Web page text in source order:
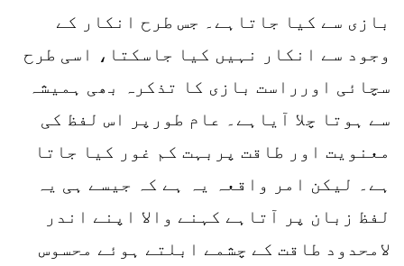
بازی سے کیا جاتاہے۔ جس طرح انکار کے
وجود سے انکار نہیں کیا جاسکتا، اسی طرح
سچائی اورراست بازی کا تذکرہ بھی ہمیشہ
سے ہوتا چلا آیاہے۔ عام طورپر اس لفظ کی
معنویت اور طاقت پربہت کم غور کیا جاتا
ہے۔ لیکن امر واقعہ یہ ہے کہ جیسے ہی یہ
لفظ زبان پر آتاہے کہنے والا اپنے اندر
لامحدود طاقت کے چشمے ابلتے ہوئے محسوس